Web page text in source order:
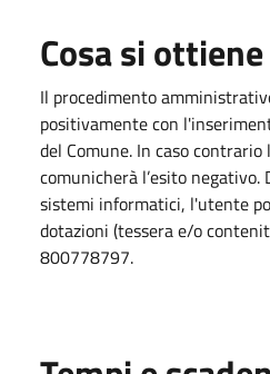
Cosa si ottiene
Il procedimento
positivamente con
del Comune. In caso contrario
comunicherà l’esito
sistemi informatici, l'utente
dotazioni (tessera e/o
800778797.